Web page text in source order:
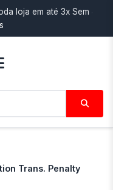
loja em até 3x Sem
Trans. Penalty